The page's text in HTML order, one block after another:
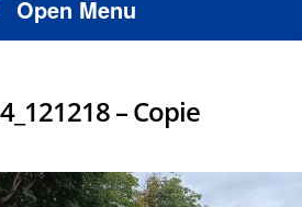
Open Menu
– Copie